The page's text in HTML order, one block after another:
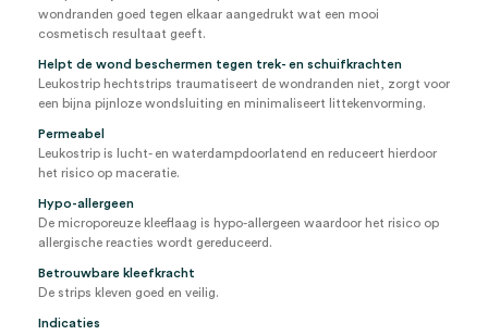
wondranden goed tegen elkaar aangedrukt wat een mooi
cosmetisch resultaat geeft.
Helpt de wond beschermen tegen trek- en schuifkrachten
Leukostrip hechtstrips traumatiseert de wondranden niet, zorgt voor
een bijna pijnloze wondsluiting en minimaliseert littekenvorming.
Permeabel
Leukostrip is lucht- en waterdampdoorlatend en reduceert hierdoor
het risico op maceratie.
Hypo-allergeen
De microporeuze kleeflaag is hypo-allergeen waardoor het risico op
allergische reacties wordt gereduceerd.
Betrouwbare kleefkracht
De strips kleven goed en veilig.
Indicaties